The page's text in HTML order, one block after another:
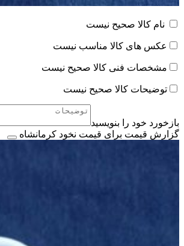
نام کالا صحیح نیست
عکس های کالا مناسب نیست
مشخصات فنی کالا صحیح نیست
توضیحات کالا صحیح نیست
بازخورد خود را بنویسید
گزارش قیمت برای قیمت نخود کرمانشاه